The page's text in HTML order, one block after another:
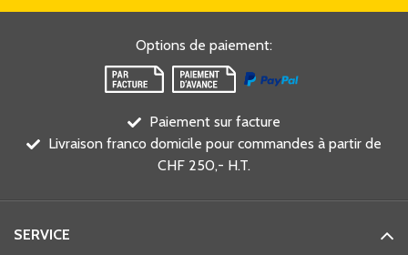
Options de paiement:
Paiement sur facture
Livraison franco domicile pour commandes à partir de
CHF 250,- H.T.
SERVICE